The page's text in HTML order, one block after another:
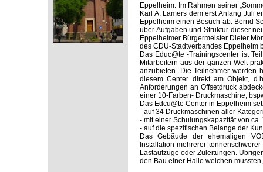
Eppelheim. Im Rahmen seiner
Karl A. Lamers dem erst Anfang Juli
Eppelheim einen Besuch ab. Bernd
über Aufgaben und Struktur dieser
Eppelheimer Bürgermeister Dieter
des CDU-Stadtverbandes Eppelheim
Das Educ@te -Trainingscenter ist
Mitarbeitern aus der ganzen Welt
anzubieten. Die Teilnehmer werden
diesem Center direkt am Objekt,
Anforderungen an Offsetdruck
einer 10-Farben- Druckmaschine,
Das Edcu@te Center in Eppelheim
- auf 34 Druckmaschinen aller
- mit einer Schulungskapazität von
- auf die spezifischen Belange der
Das Gebäude der ehemaligen
Installation mehrerer
Lastaufzüge oder Zuleitungen.
den Bau einer Halle weichen